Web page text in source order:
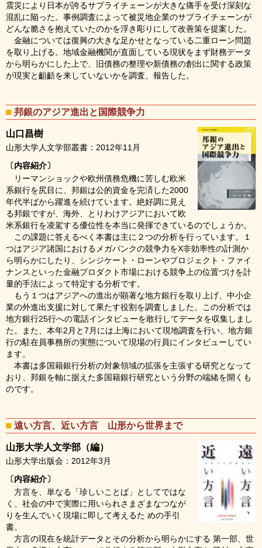
震災により日本が誇るサプライチェーンが大きな痛手を受け深刻な
混乱に陥った。事例調査によって被災地企業のサプライチェーンが
どんな脆さを抱えていたのかを浮き彫りにして改善策を提案した。
金融については復興の大きな足かせとなっている二重ローン問題
を取り上げる。地域金融機関が直面している現状をまず財務データ
から明らかにした上で、旧債務の整理や新債務の創出に関する政策
が現実と齟齬を来していないかを調査、報告した。
邦銀のアジア進出と国際競争力
山口昌樹
山形大学人文学部叢書：2012年11月
〔内容紹介〕
リーマンショックや欧州債務危機に苦しむ欧米
系銀行を尻目に、邦銀は公的資金を完済した2000
年代半ばから躍進を続けています。絶好調に見え
る邦銀ですが、海外、とりわけアジアにおいて欧
米系銀行を凌駕する優位性を本当に発揮できているのでしょうか。
この課題に答えるべく本書は主に２つの分析を行っています。１
つはアジア諸国におけるメガバンクの競争力をX非効率性の計測か
ら明らかにしたり、シンジケート・ローンやプロジェクト・ファイ
ナンスといった金融プロダクト市場における競争上の位置づけを計
量的手法によって特定する分析です。
もう１つはアジアへの進出が顕著な地方銀行を取り上げ、中小企
業の外進出支援に対して果たす役割を調査しました。この分析では
地方銀行25行への電話インタビューを敢行してデータを収集しまし
た。また、本年2月と7月には上海において現地調査を行い、地方銀
行の駐在員事務所の実態について現場の行員にインタビューしてい
ます。
本書は多国籍銀行分析の対象領域の拡張を主張する研究となって
おり、邦銀を軸に据えた多国籍銀行研究という分野の端緒を開くも
のです。
遠い方言、近い方言 山形から世界まで
山形大学人文学部（編）
山形大学出版会：2012年3月
〔内容紹介〕
方言を、単なる「珍しいことば」としてではな
く、社会の中で実際に用いられさまざまなつなが
りを生んでいく現場に即して考えるた めの手引
書。
方言の現在を統計データとその分析から明らかにする 第一部、世